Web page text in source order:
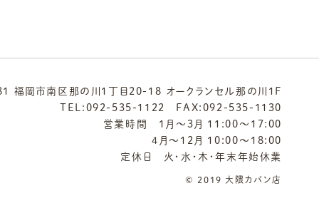
福岡市南区那の川1丁目20-18 オークランセル那の川1F
TEL: 092-535-1122
FAX:092-535-1130
営業時間 1月～3月 11:00～17:00
4月～12月 10:00～18:00
定休日 火・水・木・年末年始休業
© 2019 大隈カバン店